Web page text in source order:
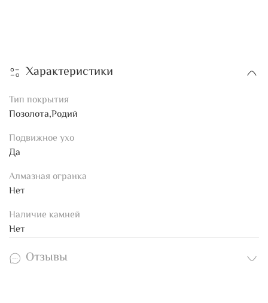
Характеристики
Тип покрытия
Позолота,Родий
Подвижное ухо
Да
Алмазная огранка
Нет
Наличие камней
Нет
Отзывы